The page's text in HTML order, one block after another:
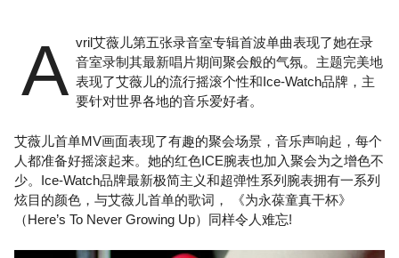
A vril艾薇儿第五张录音室专辑首波单曲表现了她在录
音室录制其最新唱片期间聚会般的气氛。主题完美地
表现了艾薇儿的流行摇滚个性和Ice-Watch品牌，主
要针对世界各地的音乐爱好者。
艾薇儿首单MV画面表现了有趣的聚会场景，音乐声响起，每个
人都准备好摇滚起来。她的红色ICE腕表也加入聚会为之增色不
少。Ice-Watch品牌最新极简主义和超弹性系列腕表拥有一系列
炫目的颜色，与艾薇儿首单的歌词， 《为永葆童真干杯》
（Here’s To Never Growing Up）同样令人难忘!